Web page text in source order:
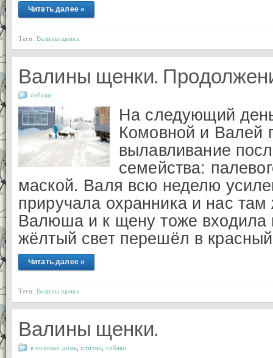
Читать далее »
Теги: Валины щенки
Валины щенки.
собаки
На следующий
Комовной и Валей
вылавливание
семейства:
маской. Валя всю неделю
приручала охранника и нас
Валюша и к щену тоже входила
жёлтый свет перешёл в
Читать далее »
Теги: Валины щенки
Валины щенки.
в поисках дома ,птички собаки